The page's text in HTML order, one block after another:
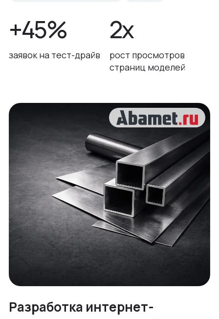
+45%
заявок на тест-драйв
2x
рост просмотров
страниц моделей
Разработка интернет-